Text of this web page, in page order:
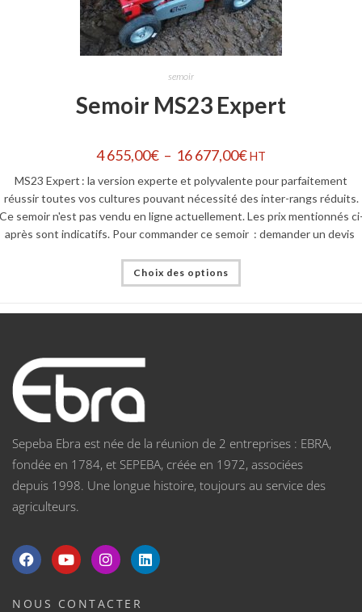
semoir
Semoir MS23 Expert
4 655,00€ – 16 677,00€HT
MS23 Expert : la version experte et polyvalente pour parfaitement
réussir toutes vos cultures pouvant nécessité des inter-rangs réduits.
semoir n'est pas vendu en ligne actuellement. Les prix mentionnés
après sont indicatifs. Pour commander ce semoir : demander un devis
Choix des options
Sepeba Ebra est née de la réunion de 2 entreprises : EBRA,
fondée en 1784, et SEPEBA, créée en 1972, associées
depuis 1998. Une longue histoire, toujours au service des
agriculteurs.
NOUS CONTACTER